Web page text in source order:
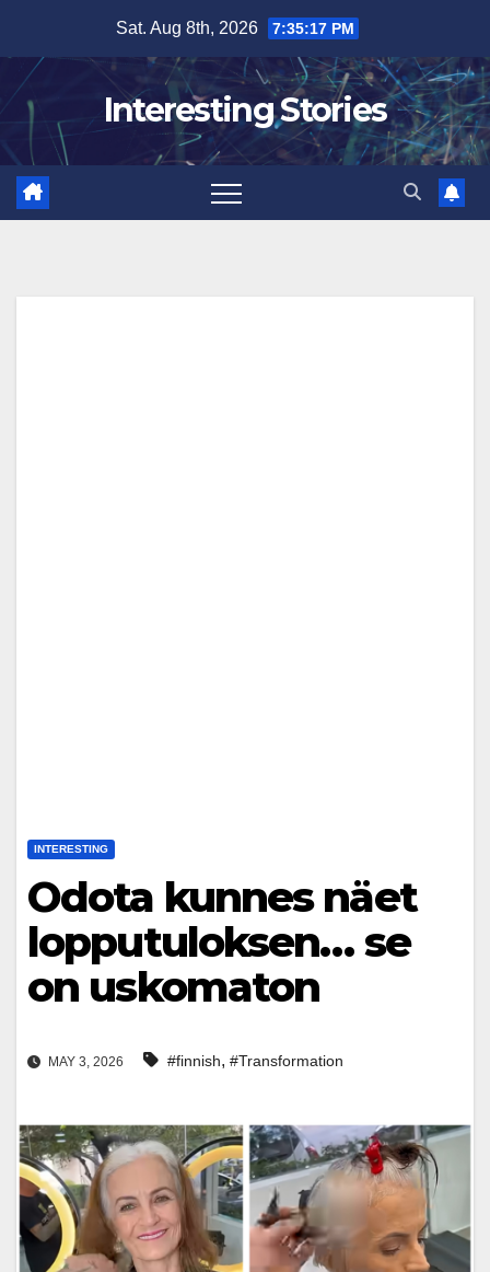
content
Sat. Aug 8th, 2026 7:35:18 PM
Interesting Stories
INTERESTING
Odota kunnes näet
lopputuloksen… se
on uskomaton
MAY 3, 2026 #finnish, #Transformation